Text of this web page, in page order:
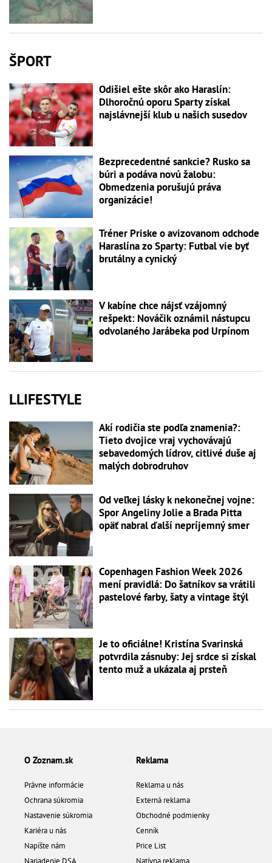
ŠPORT
Odišiel ešte skôr ako Haraslín:
Dlhoročnú oporu Sparty získal
najslávnejší klub u našich susedov
Bezprecedentné sankcie? Rusko sa
búri a podáva novú žalobu:
Obmedzenia porušujú práva
organizácie!
Tréner Priske o avizovanom odchode
Haraslína zo Sparty: Futbal vie byť
brutálny a cynický
V kabíne chce nájsť vzájomný
rešpekt: Nováčik oznámil nástupcu
odvolaného Jarábeka pod Urpínom
LLIFESTYLE
Akí rodičia ste podľa znamenia?:
Tieto dvojice vraj vychovávajú
sebavedomých lídrov, citlivé duše aj
malých dobrodruhov
Od veľkej lásky k nekonečnej vojne:
Spor Angeliny Jolie a Brada Pitta
opäť nabral ďalší nepríjemný smer
Copenhagen Fashion Week 2026
mení pravidlá: Do šatníkov sa vrátili
pastelové farby, šaty a vintage štýl
Je to oficiálne! Kristína Svarinská
potvrdila zásnuby: Jej srdce si získal
tento muž a ukázala aj prsteň
O Zoznam.sk
Právne informácie
Ochrana súkromia
Nastavenie súkromia
Kariéra u nás
Napíšte nám
Nariadenie DSA
Reklama
Reklama u nás
Externá reklama
Obchodné podmienky
Cenník
Price List
Natívna reklama